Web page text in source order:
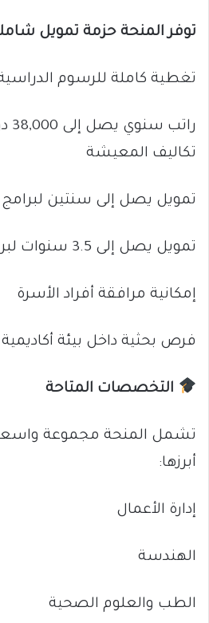
توفر المنحة حزمة تمويل
تغطية كاملة للرسوم
تكاليف المعيشة
تمويل يصل إلى سنتين لبرامج
تمويل يصل إلى 3.5 سنوات لبرامج الدكتوراه
إمكانية مرافقة أفراد الأسرة
فرص بحثية داخل بيئة
التخصصات المتاحة
تشمل المنحة مجموعة
أبرزها:
إدارة الأعمال
الهندسة
الطب والعلوم الصحية